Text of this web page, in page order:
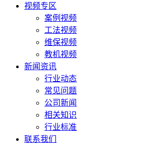
视频专区
案例视频
工法视频
维保视频
教机视频
新闻资讯
行业动态
常见问题
公司新闻
相关知识
行业标准
联系我们